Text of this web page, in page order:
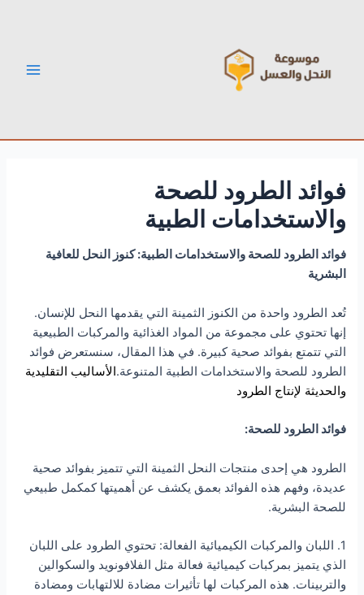
فوائد الطرود للصحة
والاستخدامات الطبية
فوائد الطرود للصحة والاستخدامات الطبية: كنوز النحل للعافية
البشرية
تُعد الطرود واحدة من الكنوز الثمينة التي يقدمها النحل للإنسان.
إنها تحتوي على مجموعة من المواد الغذائية والمركبات الطبيعية
التي تتمتع بفوائد صحية كبيرة. في هذا المقال، سنستعرض فوائد
الطرود للصحة والاستخدامات الطبية المتنوعة.الأساليب التقليدية
والحديثة لإنتاج الطرود
فوائد الطرود للصحة:
الطرود هي إحدى منتجات النحل الثمينة التي تتميز بفوائد صحية
عديدة، وفهم هذه الفوائد بعمق يكشف عن أهميتها كمكمل طبيعي
للصحة البشرية.
1. اللبان والمركبات الكيميائية الفعالة: تحتوي الطرود على اللبان
الذي يتميز بمركبات كيميائية فعالة مثل الفلافونويد والسكوالين
والتربينات. هذه المركبات لها تأثيرات مضادة للالتهابات ومضادة